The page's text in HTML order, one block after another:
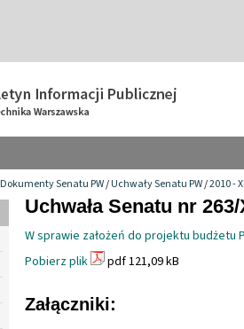
Dokumenty Senatu PW/Uchwały Senatu PW/2010 -
Uchwała Senatu nr
W sprawie założeń do projektu budżetu
Pobierz plik
pdf 121,09 kB
Załączniki: